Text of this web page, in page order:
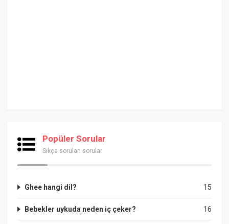
Popüler Sorular
Sıkça sorulan sorular
15
Ghee hangi dil?
16
Bebekler uykuda neden iç çeker?